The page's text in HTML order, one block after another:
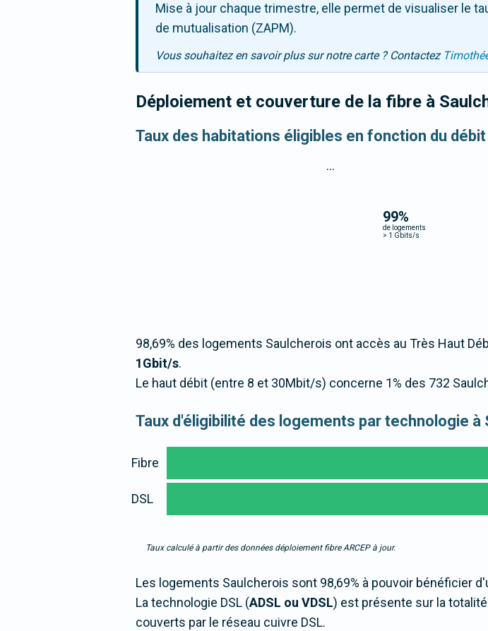
Mise à jour chaque trimestre, elle permet de visualiser le
de mutualisation (ZAPM).
Vous souhaitez en savoir plus sur notre carte ? Contactez
Déploiement et couverture de la fibre à
Taux des habitations éligibles en fonction du
99%
de logements
> 1 Gbits/s
...
98,69% des logements Saulcherois ont accès au Très Haut
1Gbit/s.
Le haut débit (entre 8 et 30Mbit/s) concerne 1% des 732
Taux d'éligibilité des logements par technologie à
Fibre
DSL
Taux calculé à partir des données déploiement fibre ARCEP à jour.
Les logements Saulcherois sont 98,69% à pouvoir bénéficier
La technologie DSL (ADSL ou VDSL) est présente sur la
couverts par le réseau cuivre DSL.